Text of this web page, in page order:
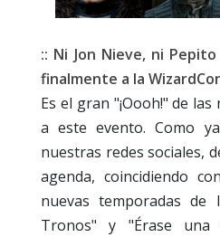
:: Ni Jon Nieve, ni
finalmente a la
Es el gran "¡Oooh!" de
a este evento. Como
nuestras redes sociales,
agenda, coincidiendo
nuevas temporadas de
Tronos" y "Érase